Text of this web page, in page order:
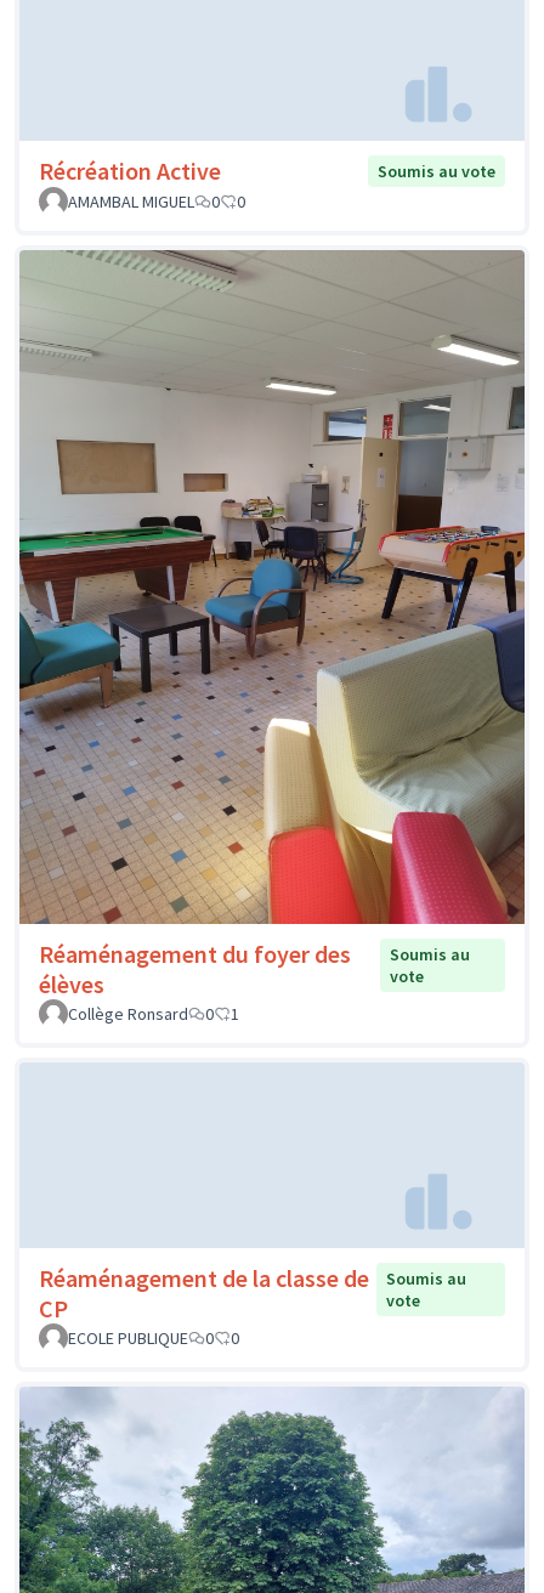
Récréation Active
Soumis au vote
AMAMBAL MIGUEL
0 0
Réaménagement du foyer des
élèves
Soumis au
vote
Collège Ronsard
0 1
Réaménagement de la classe de
CP
Soumis au
vote
ECOLE PUBLIQUE
0 0